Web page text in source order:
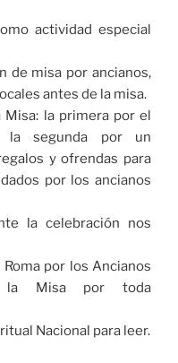
actividad especial
de misa por ancianos,
antes de la misa.
la primera por el
segunda por un
y ofrendas para
por los ancianos
la celebración nos
por los Ancianos
la Misa por toda
Nacional para leer.